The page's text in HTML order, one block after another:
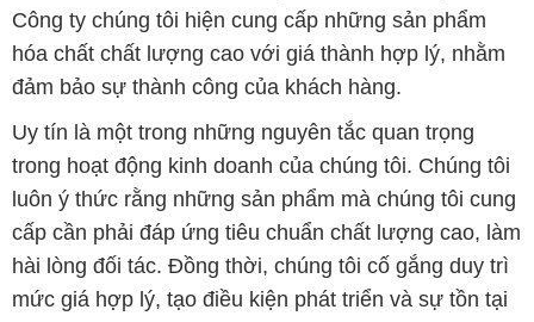
trong hoạt động kinh doanh của chúng tôi. Chúng tôi
luôn ý thức rằng những sản phẩm mà chúng tôi cung
cấp cần phải đáp ứng tiêu chuẩn chất lượng cao, làm
hài lòng đối tác. Đồng thời, chúng tôi cố gắng duy trì
mức giá hợp lý, tạo điều kiện phát triển và sự tồn tại
bền vững trên con đường dài phía trước.
Công ty Hóa Chất Đắc Trường Phát có khả năng đáp
ứng đa dạng các nhu cầu về hóa chất, phục vụ cho
tất cả các ngành nghề và lĩnh vực sản xuất khác